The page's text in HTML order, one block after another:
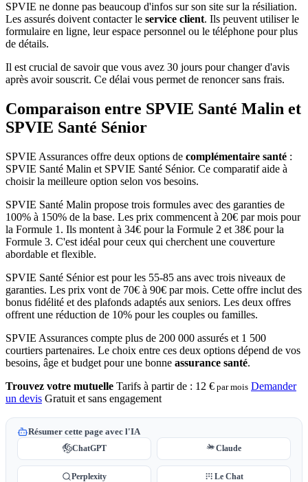
SPVIE ne donne pas beaucoup d'infos sur son site sur la résiliation.
Les assurés doivent contacter le service client. Ils peuvent utiliser le
formulaire en ligne, leur espace personnel ou le téléphone pour plus
de détails.
Il est crucial de savoir que vous avez 30 jours pour changer d'avis
après avoir souscrit. Ce délai vous permet de renoncer sans frais.
Comparaison entre SPVIE Santé Malin et
SPVIE Santé Sénior
SPVIE Assurances offre deux options de complémentaire santé :
SPVIE Santé Malin et SPVIE Santé Sénior. Ce comparatif aide à
choisir la meilleure option selon vos besoins.
SPVIE Santé Malin propose trois formules avec des garanties de
100% à 150% de la base. Les prix commencent à 20€ par mois pour
la Formule 1. Ils montent à 34€ pour la Formule 2 et 38€ pour la
Formule 3. C'est idéal pour ceux qui cherchent une couverture
abordable et flexible.
SPVIE Santé Sénior est pour les 55-85 ans avec trois niveaux de
garanties. Les prix vont de 70€ à 90€ par mois. Cette offre inclut des
bonus fidélité et des plafonds adaptés aux seniors. Les deux offres
offrent une réduction de 10% pour les couples ou familles.
SPVIE Assurances compte plus de 200 000 assurés et 1 500
courtiers partenaires. Le choix entre ces deux options dépend de vos
besoins, âge et budget pour une bonne assurance santé.
Trouvez votre mutuelle Tarifs à partir de : 12 € par mois Demander
un devis Gratuit et sans engagement
Résumer cette page avec l'IA
ChatGPT Claude
Perplexity Le Chat